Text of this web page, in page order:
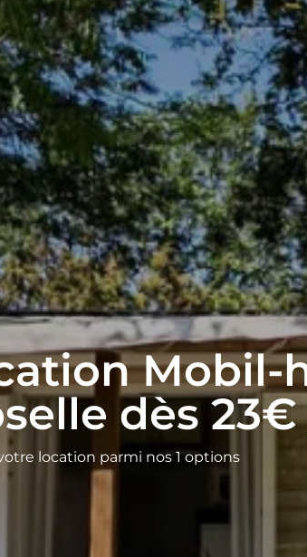
Mobil-
dès
location parmi nos 1 options